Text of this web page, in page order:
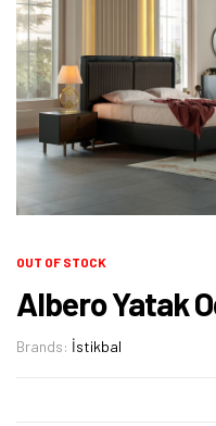
OUT OF STOCK
Albero Yatak
Brands: İstikbal